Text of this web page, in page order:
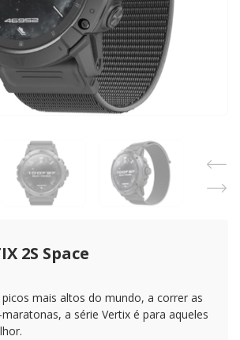
2S Space
mais altos do mundo, a correr as
a série Vertix é para aqueles